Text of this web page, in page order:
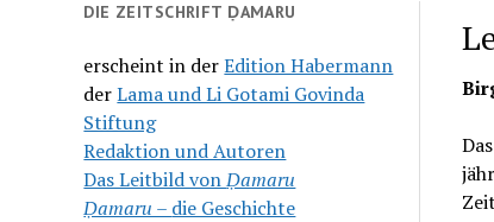
DIE ZEITSCHRIFT ḌAMARU
erscheint in derEdition Habermann
derLama und Li Gotami Govinda
Stiftung
Redaktion und Autoren
Das Leitbild vonḌamaru
Ḍamaru – die Geschichte